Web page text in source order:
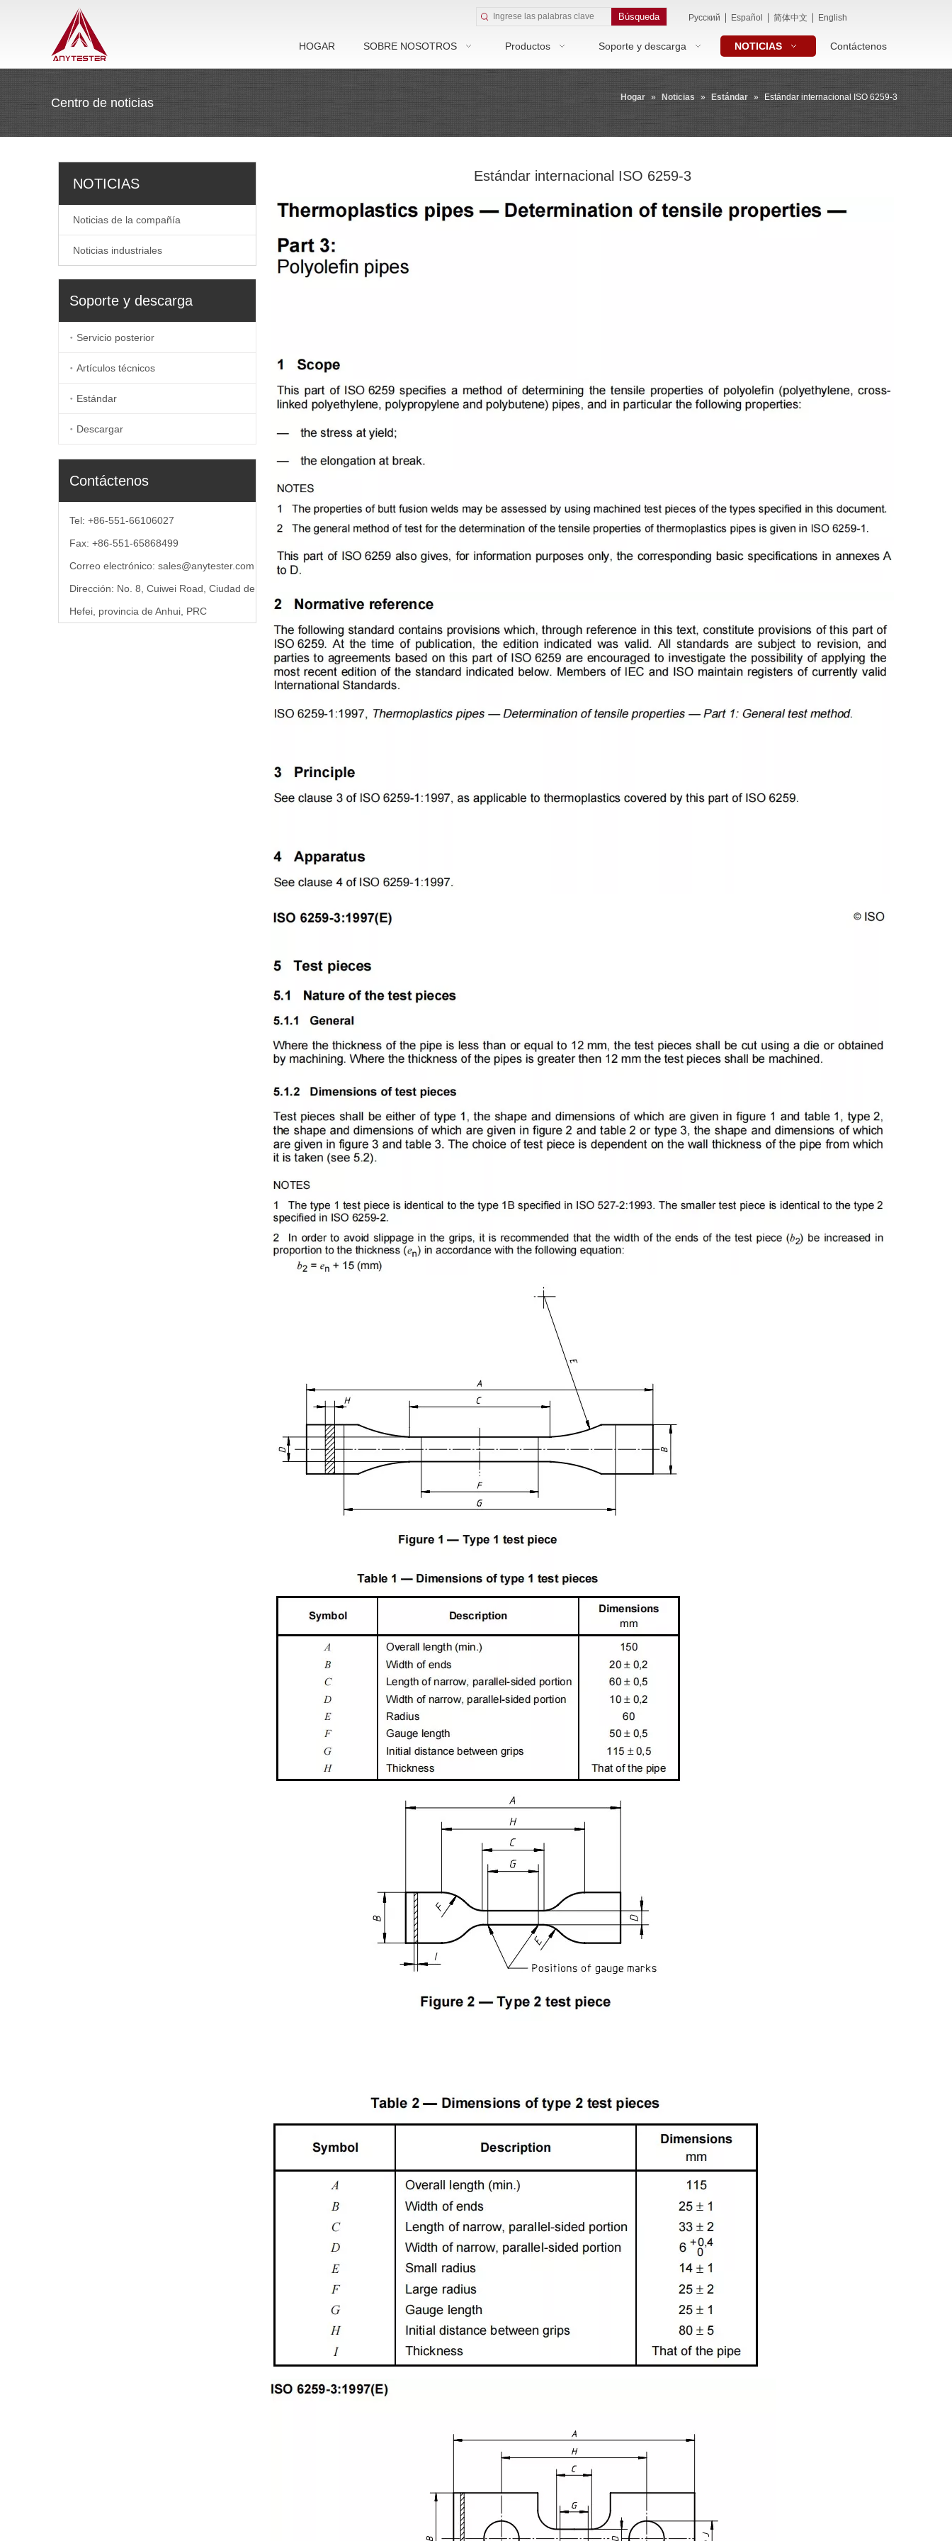
Búsqueda Pусский Español 简体中文 English
HOGAR SOBRE NOSOTROS Productos Soporte y descarga NOTICIAS Contáctenos
Centro de noticias Hogar » Noticias » Estándar » Estándar internacional ISO 6259-3
NOTICIAS
Noticias de la compañía
Noticias industriales
Soporte y descarga
Servicio posterior
Artículos técnicos
Estándar
Descargar
Contáctenos
Tel: +86-551-66106027
Fax: +86-551-65868499
Correo electrónico: sales@anytester.com
Dirección: No. 8, Cuiwei Road, Ciudad de
Hefei, provincia de Anhui, PRC
Estándar internacional ISO 6259-3